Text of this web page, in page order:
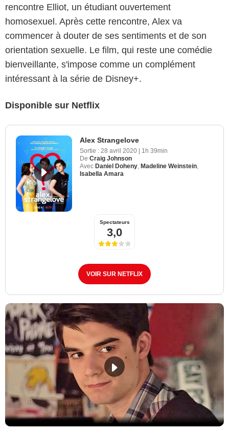
rencontre Elliot, un étudiant ouvertement
homosexuel. Après cette rencontre, Alex va
commencer à douter de ses sentiments et de son
orientation sexuelle. Le film, qui reste une comédie
bienveillante, s'impose comme un complément
intéressant à la série de Disney+.
Disponible sur Netflix
Alex Strangelove
Sortie : 28 avril 2020
1h 39min
De Craig Johnson
Avec Daniel Doheny, Madeline Weinstein,
Isabella Amara
Spectateurs
3,0
VOIR SUR NETFLIX